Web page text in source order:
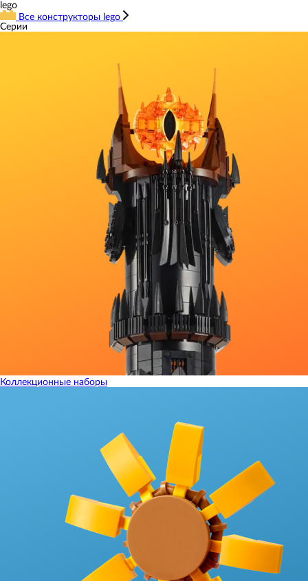
lego
Все конструкторы lego
Серии
Коллекционные наборы